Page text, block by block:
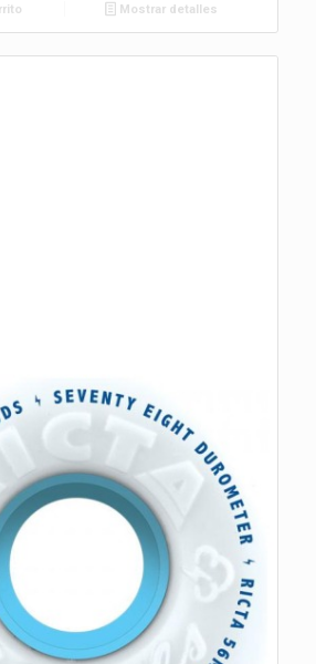
Mostrar detalles